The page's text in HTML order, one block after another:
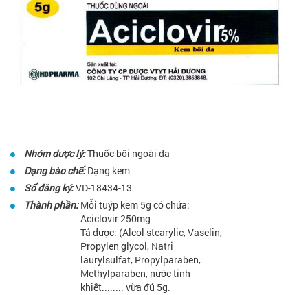
Nhóm dược lý:Thuốc bôi ngoài da
Dạng bào chế:Dạng kem
Số đăng ký:VD-18434-13
Thành phần: Mỗi tuýp kem 5g có chứa:
Aciclovir 250mg
Tá dược: (Alcol stearylic, Vaselin,
Propylen glycol, Natri
laurylsulfat, Propylparaben,
Methylparaben, nước tinh
khiết........ vừa đủ 5g.